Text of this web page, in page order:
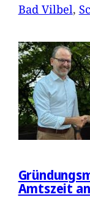
Bad Vilbel,
Amtszeit an